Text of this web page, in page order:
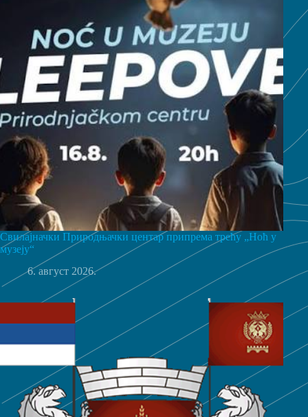
Свилајначки Природњачки центар припрема трећу „Ноћ у
музеју“
6. август 2026.